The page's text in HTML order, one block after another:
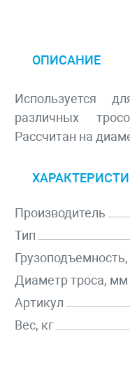
ОПИСАНИЕ
Используется
различных
Рассчитан на
Производитель
Тип
Грузоподъемность,
Диаметр троса, мм
Артикул
Вес, кг